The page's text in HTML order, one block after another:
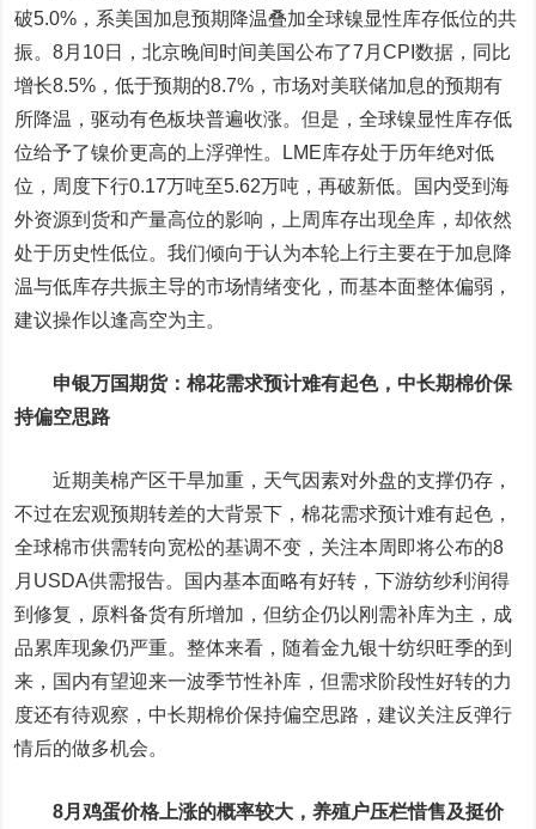
破5.0%，系美国加息预期降温叠加全球镍显性库存低位的共
振。8月10日，北京晚间时间美国公布了7月CPI数据，同比
增长8.5%，低于预期的8.7%，市场对美联储加息的预期有
所降温，驱动有色板块普遍收涨。但是，全球镍显性库存低
位给予了镍价更高的上浮弹性。LME库存处于历年绝对低
位，周度下行0.17万吨至5.62万吨，再破新低。国内受到海
外资源到货和产量高位的影响，上周库存出现垒库，却依然
处于历史性低位。我们倾向于认为本轮上行主要在于加息降
温与低库存共振主导的市场情绪变化，而基本面整体偏弱，
建议操作以逢高空为主。
申银万国期货：棉花需求预计难有起色，中长期棉价保
持偏空思路
近期美棉产区干旱加重，天气因素对外盘的支撑仍存，
不过在宏观预期转差的大背景下，棉花需求预计难有起色，
全球棉市供需转向宽松的基调不变，关注本周即将公布的8
月USDA供需报告。国内基本面略有好转，下游纺纱利润得
到修复，原料备货有所增加，但纺企仍以刚需补库为主，成
品累库现象仍严重。整体来看，随着金九银十纺织旺季的到
来，国内有望迎来一波季节性补库，但需求阶段性好转的力
度还有待观察，中长期棉价保持偏空思路，建议关注反弹行
情后的做多机会。
8月鸡蛋价格上涨的概率较大，养殖户压栏惜售及挺价